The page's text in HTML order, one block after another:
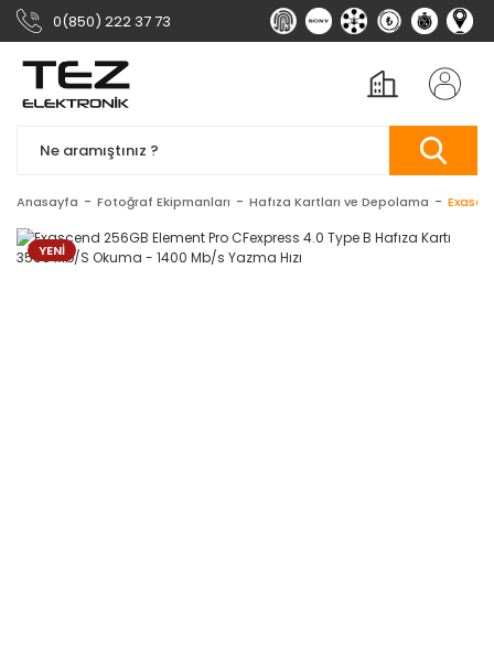
0(850) 222 37 73
Anasayfa Fotoğraf Ekipmanları Hafıza Kartları ve Depolama
YENİ